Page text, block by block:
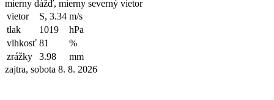
mierny dážď, mierny severný vietor
vietor
S, 3.34 m/s
tlak
1019
hPa
vlhkosť 81
%
zrážky
3.98
mm
zajtra, sobota 8. 8. 2026